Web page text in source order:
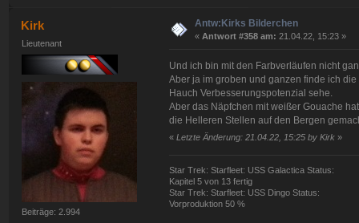
Kirk
Lieutenant
Beiträge: 2.994
Antw:Kirks Bilderchen
« Antwort #358 am: 21.04.22, 15:23 »
Und ich bin mit den Farbverläufen nicht
Aber ja im groben und ganzen finde ich
Hauch Verbesserungspotenzial sehe.
Aber das Näpfchen mit weißer Gouache
die Helleren Stellen auf den Bergen
« Letzte Änderung: 21.04.22, 15:25 by Kirk»
Star Trek: Starfleet: USS Galactica Status:
Kapitel 5 von 13 fertig
Star Trek: Starfleet: USS Dingo Status:
Vorproduktion 50 %